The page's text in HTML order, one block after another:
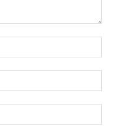
:*
:*
: